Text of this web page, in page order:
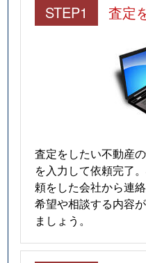
STEP1 査定
査定をしたい不動産
を入力して依頼完了
頼をした会社から連絡
希望や相談する内容
ましょう。